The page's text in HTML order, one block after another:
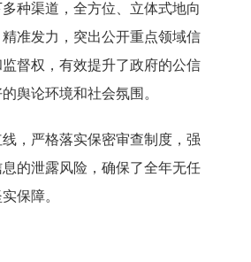
种渠道，全方位、立体式地向
准发力，突出公开重点领域信
督权，有效提升了政府的公信
舆论环境和社会氛围。
，严格落实保密审查制度，强
的泄露风险，确保了全年无任
保障。